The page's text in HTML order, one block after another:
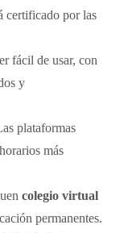
certificado por las
fácil de usar, con
y
plataformas
más
colegio virtual
permanentes.